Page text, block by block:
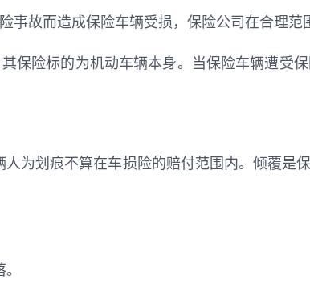
故而造成保险车辆受损，保险公司在合理范
保险标的为机动车辆本身。当保险车辆遭受
为划痕不算在车损险的赔付范围内。倾覆是